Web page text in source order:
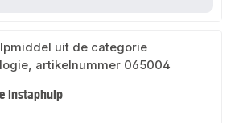
instaphulp